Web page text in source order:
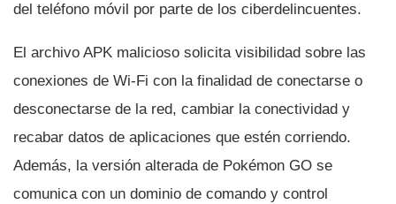
del teléfono móvil por parte de los ciberdelincuentes.
El archivo APK malicioso solicita visibilidad sobre las
conexiones de Wi-Fi con la finalidad de conectarse o
desconectarse de la red, cambiar la conectividad y
recabar datos de aplicaciones que estén corriendo.
Además, la versión alterada de Pokémon GO se
comunica con un dominio de comando y control